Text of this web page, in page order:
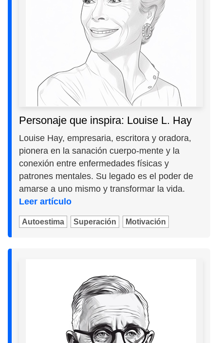
Personaje que inspira: Louise L. Hay
Louise Hay, empresaria, escritora y oradora,
pionera en la sanación cuerpo-mente y la
conexión entre enfermedades físicas y
patrones mentales. Su legado es el poder de
amarse a uno mismo y transformar la vida.
Leer artículo
Autoestima Superación Motivación